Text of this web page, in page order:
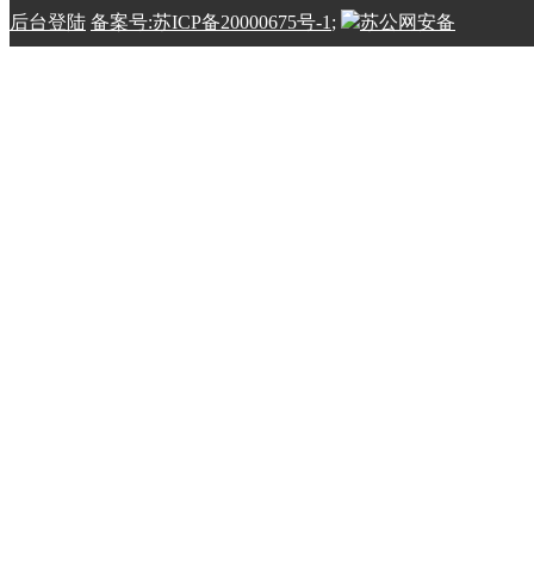
后台登陆 备案号:苏ICP备20000675号-1;
苏公网安备